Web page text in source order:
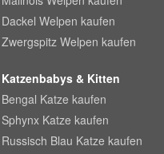
Dackel Welpen kaufen
Zwergspitz Welpen kaufen
Katzenbabys & Kitten
Bengal Katze kaufen
Sphynx Katze kaufen
Russisch Blau Katze kaufen